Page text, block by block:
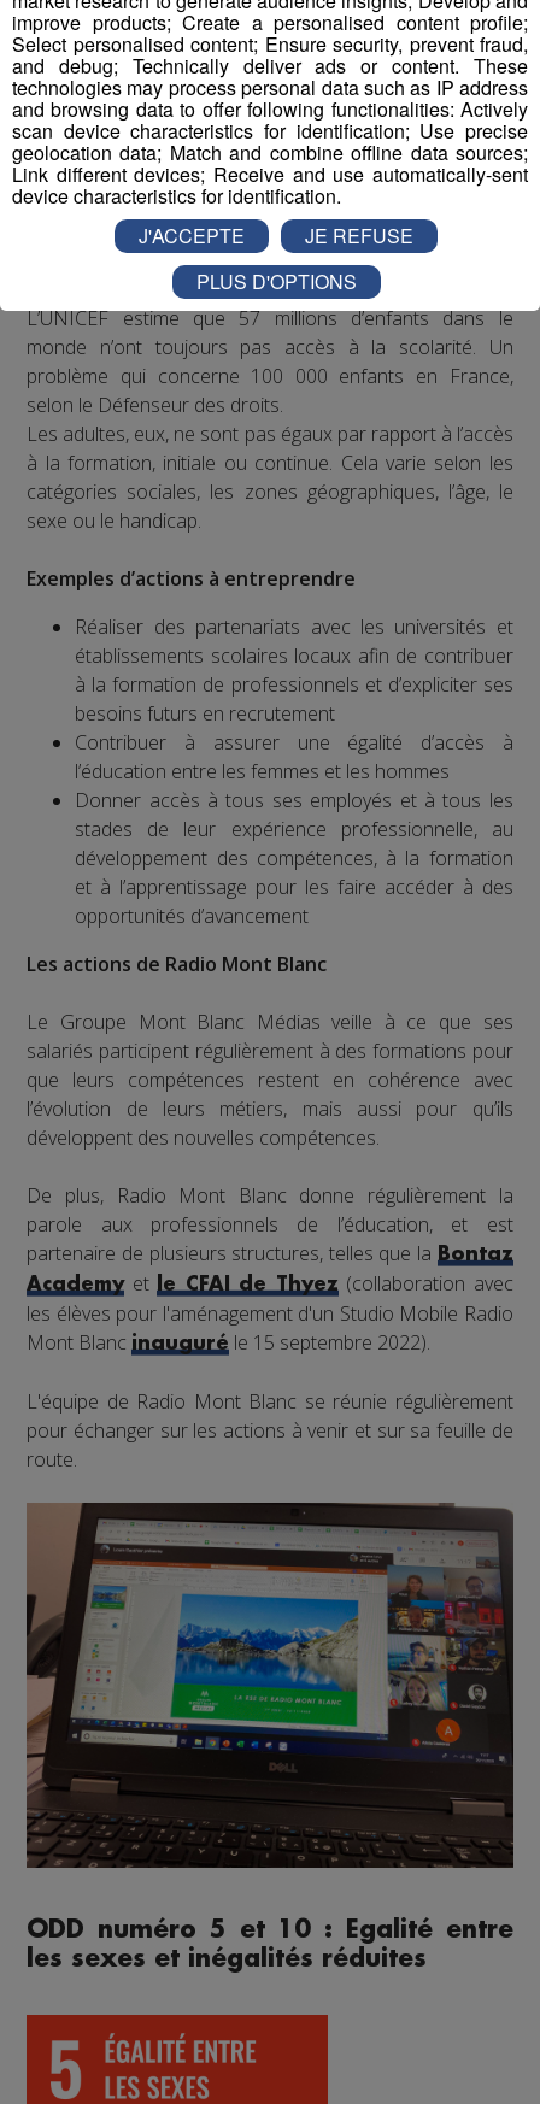
L’UNICEF estime que 57 millions d’enfants dans le
monde n’ont toujours pas accès à la scolarité. Un
problème qui concerne 100 000 enfants en France,
selon le Défenseur des droits.
Les adultes, eux, ne sont pas égaux par rapport à l’accès
à la formation, initiale ou continue. Cela varie selon les
catégories sociales, les zones géographiques, l’âge, le
sexe ou le handicap.
Exemples d’actions à entreprendre
Réaliser des partenariats avec les universités et
établissements scolaires locaux afin de contribuer
à la formation de professionnels et d’expliciter ses
besoins futurs en recrutement
Contribuer à assurer une égalité d’accès à
l’éducation entre les femmes et les hommes
Donner accès à tous ses employés et à tous les
stades de leur expérience professionnelle, au
développement des compétences, à la formation
et à l’apprentissage pour les faire accéder à des
opportunités d’avancement
Les actions de Radio Mont Blanc
Le Groupe Mont Blanc Médias veille à ce que ses
salariés participent régulièrement à des formations pour
que leurs compétences restent en cohérence avec
l’évolution de leurs métiers, mais aussi pour qu’ils
développent des nouvelles compétences.
De plus, Radio Mont Blanc donne régulièrement la
parole aux professionnels de l’éducation, et est
partenaire de plusieurs structures, telles que la Bontaz
Academyetle CFAI de Thyez(collaboration avec
les élèves pour l'aménagement d'un Studio Mobile Radio
Mont Blancinauguré le 15 septembre 2022).
L'équipe de Radio Mont Blanc se réunie régulièrement
pour échanger sur les actions à venir et sur sa feuille de
route.
ODD numéro 5 et 10 : Egalité entre
les sexes et inégalités réduites
improve products; Create a personalised content profile;
Select personalised content; Ensure security, prevent fraud,
and debug; Technically deliver ads or content. These
technologies may process personal data such as IP address
and browsing data to offer following functionalities: Actively
scan device characteristics for identification; Use precise
geolocation data; Match and combine offline data sources;
Link different devices; Receive and use automatically-sent
device characteristics for identification.
J'ACCEPTE
JE REFUSE
PLUS D'OPTIONS